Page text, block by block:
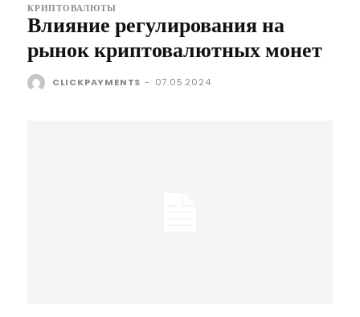
КРИПТОВАЛЮТЫ
Влияние регулирования на
рынок криптовалютных монет
CLICKPAYMENTS - 07.05.2024